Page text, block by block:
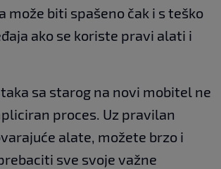
može biti spašeno čak i s teško
ako se koriste pravi alati i
sa starog na novi mobitel ne
proces. Uz pravilan
alate, možete brzo i
sve svoje važne